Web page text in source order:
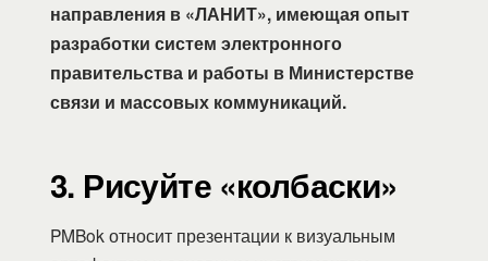
направления в «ЛАНИТ», имеющая опыт
разработки систем электронного
правительства и работы в Министерстве
связи и массовых коммуникаций.
3. Рисуйте «колбаски»
PMBok относит презентации к визуальным